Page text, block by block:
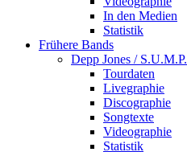
In den Medien
Statistik
Frühere Bands
Depp Jones / S.U.M.P.
Tourdaten
Livegraphie
Discographie
Songtexte
Videographie
Statistik